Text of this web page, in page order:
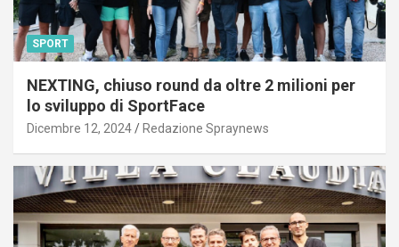
SPORT
NEXTING, chiuso round da oltre 2 milioni per
lo sviluppo di SportFace
Dicembre 12, 2024 Redazione Spraynews